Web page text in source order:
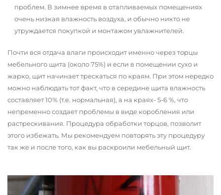
проблем. В зимнее время в отапливаемых помещениях
очень низкая влажность воздуха, и обычно никто не
утруждается покупкой и монтажом увлажнителей.
Почти вся отдача влаги происходит именно через торцы
мебельного щита (около 75%) и если в помещении сухо и
жарко, щит начинает трескаться по краям. При этом нередко
можно наблюдать тот факт, что в середине щита влажность
составляет 10% (т.е. нормальная), а на краях- 5-6 %, что
непременно создает проблемы в виде коробления или
растрескивания. Процедура обработки торцов, позволит
этого избежать. Мы рекомендуем повторять эту процедуру
так же и после того, как вы раскроили мебельный щит.